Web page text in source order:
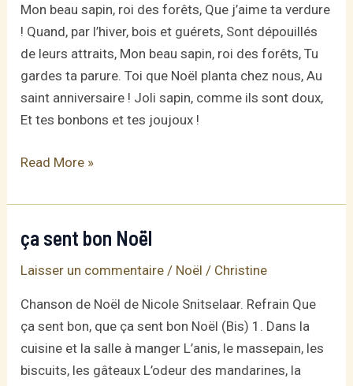
Mon beau sapin, roi des forêts, Que j’aime ta verdure
! Quand, par l’hiver, bois et guérets, Sont dépouillés
de leurs attraits, Mon beau sapin, roi des forêts, Tu
gardes ta parure. Toi que Noël planta chez nous, Au
saint anniversaire ! Joli sapin, comme ils sont doux,
Et tes bonbons et tes joujoux !
Mon
sapin
chanson
traditionnelle
+
Read More »
ça sent bon Noël
Laisser un commentaire / Noël / Christine
Chanson de Noël de Nicole Snitselaar. Refrain Que
ça sent bon, que ça sent bon Noël (Bis) 1. Dans la
cuisine et la salle à manger L’anis, le massepain, les
biscuits, les gâteaux L’odeur des mandarines, la